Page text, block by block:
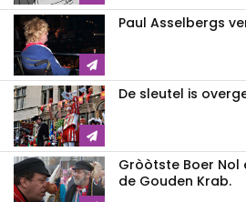
Paul Asselbergs
De sleutel is
Gròòtste Boer Nol
de Gouden Krab.